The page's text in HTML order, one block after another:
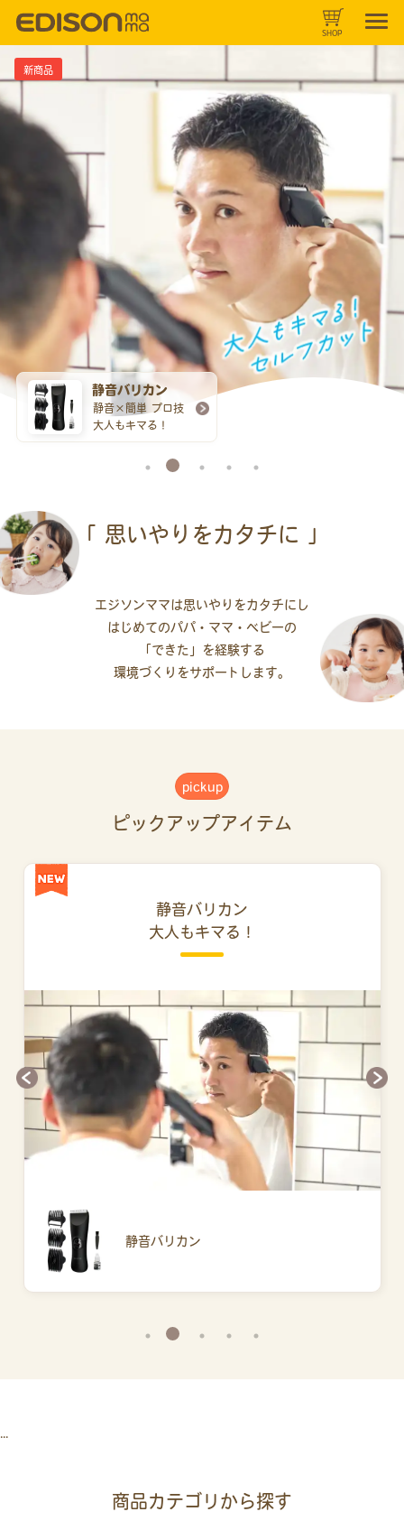
SHOP
新商品​
静音バリカン
静音×簡単 プロ技
大人もキマる！
「 思いやりをカタチに 」
エジソンママは思いやりをカタチにし
はじめてのパパ・ママ・ベビーの
「できた」を経験する
環境づくりをサポートします。
pickup
ピックアップアイテム
静音バリカン
大人もキマる！
静音バリカン
...
商品カテゴリから探す